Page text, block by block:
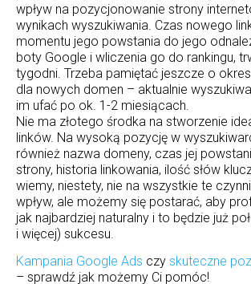
wpływ na pozycjonowanie strony
wynikach wyszukiwania. Czas nowego
momentu jego powstania do jego
boty Google i wliczenia go do rankingu,
tygodni. Trzeba pamiętać jeszcze o
dla nowych domen – aktualnie
im ufać po ok. 1-2 miesiącach.
Nie ma złotego środka na stworzenie
linków. Na wysoką pozycję w
również nazwa domeny, czas jej
strony, historia linkowania, ilość słów
wiemy, niestety, nie na wszystkie te
wpływ, ale możemy się postarać, aby
jak najbardziej naturalny i to będzie już
i więcej) sukcesu.
Kampania Google Ads czy skuteczne
– sprawdź jak możemy Ci pomóc!